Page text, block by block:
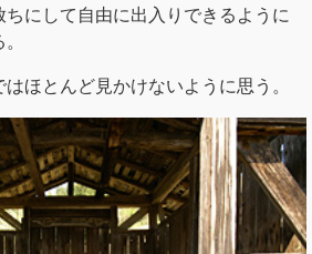
にして自由に出入りできるように
ほとんど見かけないように思う。